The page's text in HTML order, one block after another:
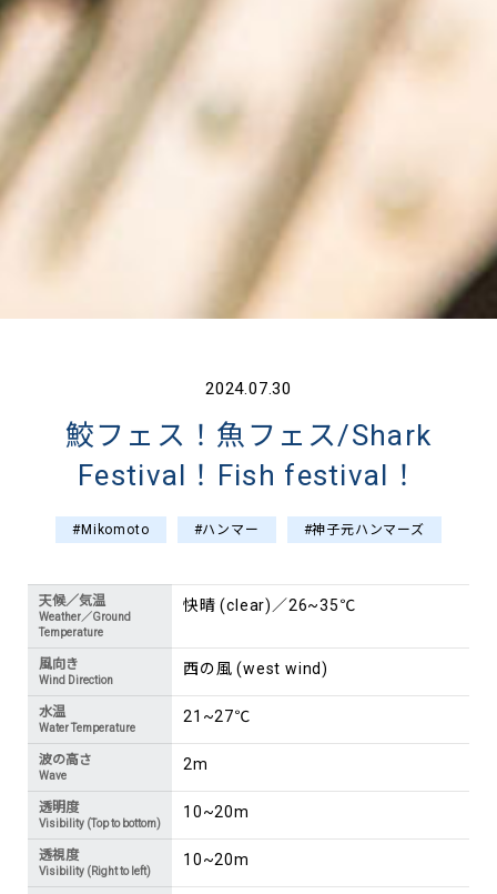
2024.07.30
鮫フェス！魚フェス/Shark
Festival！Fish festival！
#Mikomoto #ハンマー #神子元ハンマーズ
天候／気温
Weather／Ground
Temperature
快晴 (clear)／26~35℃
風向き
Wind Direction
西の風 (west wind)
水温
Water Temperature
21~27℃
波の高さ
Wave
2m
透明度
Visibility (Top to bottom)
10~20m
透視度
Visibility (Right to left)
10~20m